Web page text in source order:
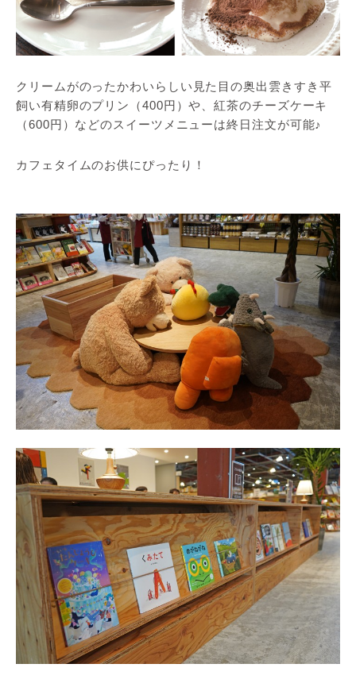
クリームがのったかわいらしい見た目の奥出雲きすき平
飼い有精卵のプリン（400円）や、紅茶のチーズケーキ
（600円）などのスイーツメニューは終日注文が可能♪
カフェタイムのお供にぴったり！